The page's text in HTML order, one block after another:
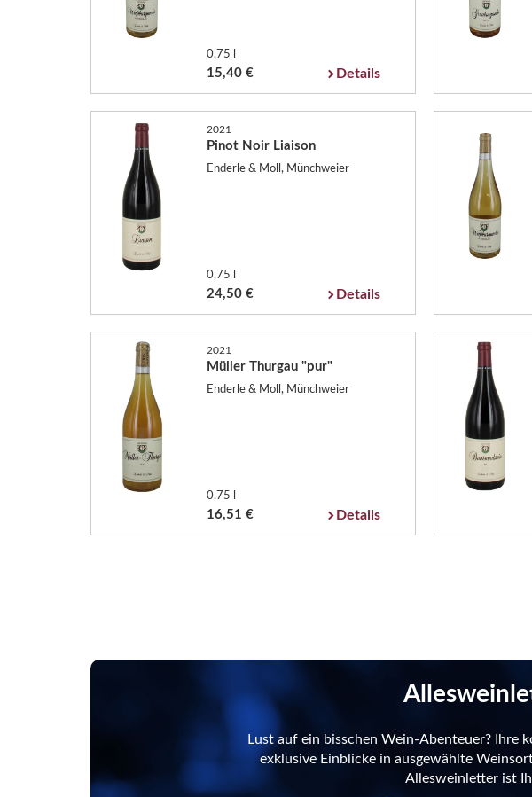
0,75 l
15,40 € Details
2021
Pinot Noir Liaison
Enderle & Moll, Münchweier
0,75 l
24,50 € Details
2021
Müller Thurgau "pur"
Enderle & Moll, Münchweier
0,75 l
16,51 € Details
Lust auf ein bisschen Wein-Abenteuer? Ihre
exklusive Einblicke in ausgewählte
Allesweinletter ist